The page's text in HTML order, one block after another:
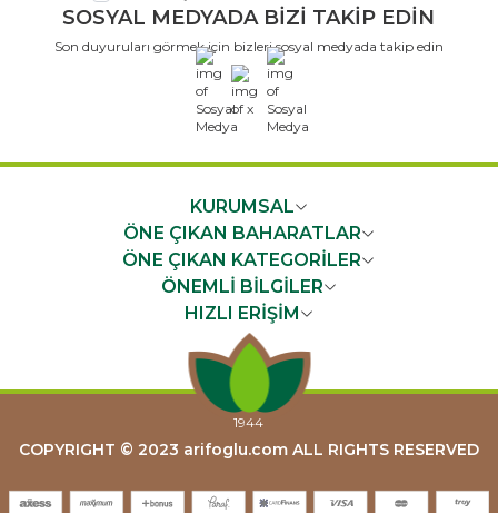
SOSYAL MEDYADA BİZİ TAKİP EDİN
Son duyuruları görmek için bizleri sosyal medyada takip edin
x
KURUMSAL
ÖNE ÇIKAN BAHARATLAR
ÖNE ÇIKAN KATEGORİLER
ÖNEMLİ BİLGİLER
HIZLI ERİŞİM
COPYRIGHT © 2023 arifoglu.com ALL RIGHTS RESERVED